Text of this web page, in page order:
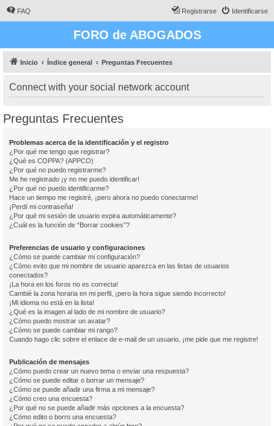
FAQ Identificarse
Registrarse
FORO de ABOGADOS
Inicio Índice general Preguntas Frecuentes
Connect with your social network account
Preguntas Frecuentes
Problemas acerca de la identificación y el registro
¿Por qué me tengo que registrar?
¿Qué es COPPA? (APPCO)
¿Por qué no puedo registrarme?
Me he registrado ¡y no me puedo identificar!
¿Por qué no puedo identificarme?
Hace un tiempo me registré, ¡pero ahora no puedo conectarme!
¡Perdí mi contraseña!
¿Por qué mi sesión de usuario expira automáticamente?
¿Cuál es la función de “Borrar cookies”?
Preferencias de usuario y configuraciones
¿Cómo se puede cambiar mi configuración?
¿Cómo evito que mi nombre de usuario aparezca en las listas de usuarios
conectados?
¡La hora en los foros no es correcta!
Cambié la zona horaria en mi perfil, ¡pero la hora sigue siendo incorrecto!
¡Mi idioma no está en la lista!
¿Qué es la imagen al lado de mi nombre de usuario?
¿Cómo puedo mostrar un avatar?
¿Cómo se puede cambiar mi rango?
Cuando hago clic sobre el enlace de e-mail de un usuario, ¡me pide que me registre!
Publicación de mensajes
¿Cómo puedo crear un nuevo tema o enviar una respuesta?
¿Cómo se puede editar o borrar un mensaje?
¿Cómo se puede añadir una firma a mi mensaje?
¿Cómo creo una encuesta?
¿Por qué no se puede añadir más opciones a la encuesta?
¿Cómo edito o borro una encuesta?